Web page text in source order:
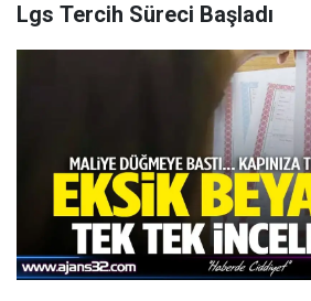
Lgs Tercih Süreci Başladı